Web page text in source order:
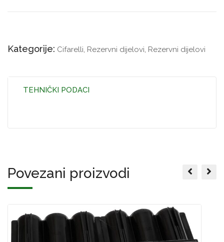
Kategorije: Cifarelli, Rezervni dijelovi, Rezervni dijelovi
TEHNIČKI PODACI
Povezani proizvodi